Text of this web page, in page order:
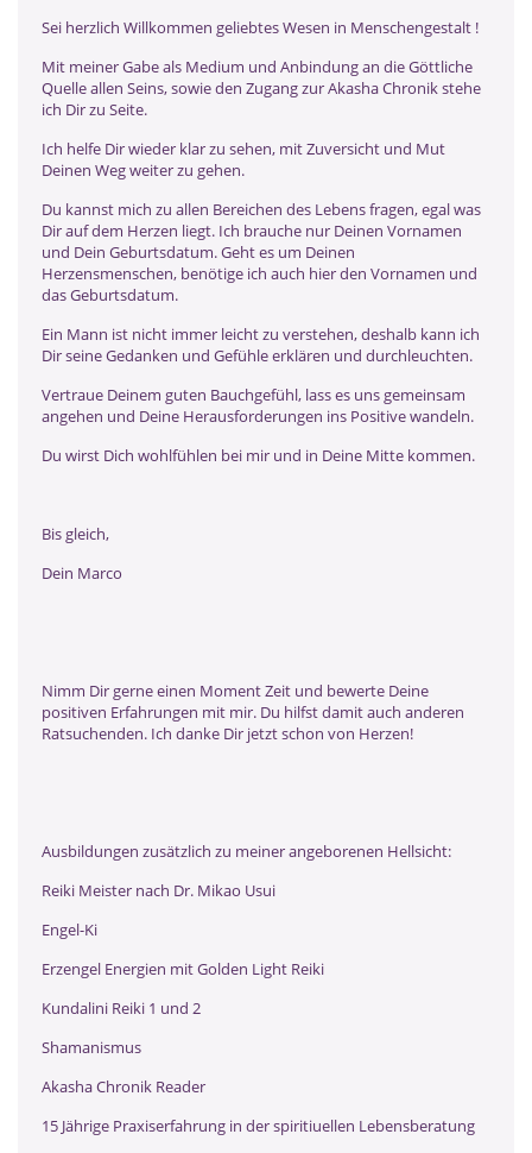
Sei herzlich Willkommen geliebtes Wesen in Menschengestalt !
Mit meiner Gabe als Medium und Anbindung an die Göttliche
Quelle allen Seins, sowie den Zugang zur Akasha Chronik stehe
ich Dir zu Seite.
Ich helfe Dir wieder klar zu sehen, mit Zuversicht und Mut
Deinen Weg weiter zu gehen.
Du kannst mich zu allen Bereichen des Lebens fragen, egal was
Dir auf dem Herzen liegt. Ich brauche nur Deinen Vornamen
und Dein Geburtsdatum. Geht es um Deinen
Herzensmenschen, benötige ich auch hier den Vornamen und
das Geburtsdatum.
Ein Mann ist nicht immer leicht zu verstehen, deshalb kann ich
Dir seine Gedanken und Gefühle erklären und durchleuchten.
Vertraue Deinem guten Bauchgefühl, lass es uns gemeinsam
angehen und Deine Herausforderungen ins Positive wandeln.
Du wirst Dich wohlfühlen bei mir und in Deine Mitte kommen.
Bis gleich,
Dein Marco
Nimm Dir gerne einen Moment Zeit und bewerte Deine
positiven Erfahrungen mit mir. Du hilfst damit auch anderen
Ratsuchenden. Ich danke Dir jetzt schon von Herzen!
Ausbildungen zusätzlich zu meiner angeborenen Hellsicht:
Reiki Meister nach Dr. Mikao Usui
Engel-Ki
Erzengel Energien mit Golden Light Reiki
Kundalini Reiki 1 und 2
Shamanismus
Akasha Chronik Reader
15 Jährige Praxiserfahrung in der spiritiuellen Lebensberatung